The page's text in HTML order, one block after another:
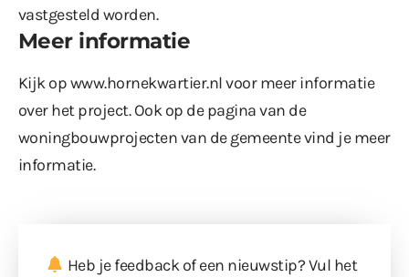
vastgesteld worden.
Meer informatie
Kijk opwww.hornekwartier.nlvoor meer informatie
over het project. Ook op de pagina van de
woningbouwprojecten van de gemeente vind je meer
informatie.
Heb je feedback of een nieuwstip? Vul het